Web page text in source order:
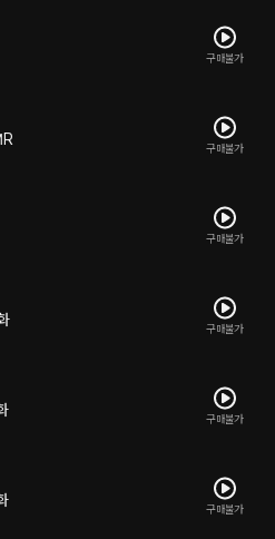
구매불가
구매불가
구매불가
구매불가
구매불가
구매불가